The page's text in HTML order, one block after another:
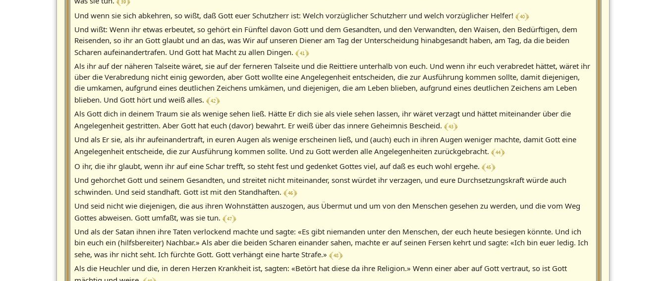
Und wenn sie sich abkehren, so wißt, daß Gott euer Schutzherr ist: Welch vorzüglicher Schutzherr und welch vorzüglicher Helfer! ﴾ 40 ﴿
Und wißt: Wenn ihr etwas erbeutet, so gehört ein Fünftel davon Gott und dem Gesandten, und den Verwandten, den Waisen, den Bedürftigen, dem
Reisenden, so ihr an Gott glaubt und an das, was Wir auf unseren Diener am Tag der Unterscheidung hinabgesandt haben, am Tag, da die beiden
Scharen aufeinandertrafen. Und Gott hat Macht zu allen Dingen. ﴾ 41 ﴿
Als ihr auf der näheren Talseite wäret, sie auf der ferneren Talseite und die Reittiere unterhalb von euch. Und wenn ihr euch verabredet hättet, wäret ihr
über die Verabredung nicht einig geworden, aber Gott wollte eine Angelegenheit entscheiden, die zur Ausführung kommen sollte, damit diejenigen,
die umkamen, aufgrund eines deutlichen Zeichens umkämen, und diejenigen, die am Leben blieben, aufgrund eines deutlichen Zeichens am Leben
blieben. Und Gott hört und weiß alles. ﴾ 42 ﴿
Als Gott dich in deinem Traum sie als wenige sehen ließ. Hätte Er dich sie als viele sehen lassen, ihr wäret verzagt und hättet miteinander über die
Angelegenheit gestritten. Aber Gott hat euch (davor) bewahrt. Er weiß über das innere Geheimnis Bescheid. ﴾ 43 ﴿
Und als Er sie, als ihr aufeinandertraft, in euren Augen als wenige erscheinen ließ, und (auch) euch in ihren Augen weniger machte, damit Gott eine
Angelegenheit entscheide, die zur Ausführung kommen sollte. Und zu Gott werden alle Angelegenheiten zurückgebracht. ﴾ 44 ﴿
O ihr, die ihr glaubt, wenn ihr auf eine Schar trefft, so steht fest und gedenket Gottes viel, auf daß es euch wohl ergehe. ﴾ 45 ﴿
Und gehorchet Gott und seinem Gesandten, und streitet nicht miteinander, sonst würdet ihr verzagen, und eure Durchsetzungskraft würde auch
schwinden. Und seid standhaft. Gott ist mit den Standhaften. ﴾ 46 ﴿
Und seid nicht wie diejenigen, die aus ihren Wohnstätten auszogen, aus Übermut und um von den Menschen gesehen zu werden, und die vom Weg
Gottes abweisen. Gott umfaßt, was sie tun. ﴾ 47 ﴿
Und als der Satan ihnen ihre Taten verlockend machte und sagte: «Es gibt niemanden unter den Menschen, der euch heute besiegen könnte. Und ich
bin euch ein (hilfsbereiter) Nachbar.» Als aber die beiden Scharen einander sahen, machte er auf seinen Fersen kehrt und sagte: «Ich bin euer ledig. Ich
sehe, was ihr nicht seht. Ich fürchte Gott. Gott verhängt eine harte Strafe.» ﴾ 48 ﴿
Als die Heuchler und die, in deren Herzen Krankheit ist, sagten: «Betört hat diese da ihre Religion.» Wenn einer aber auf Gott vertraut, so ist Gott